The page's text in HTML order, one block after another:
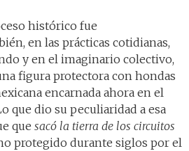
histórico fue
en las prácticas cotidianas,
y en el imaginario colectivo,
figura protectora con hondas
encarnada ahora en el
que dio su peculiaridad a esa
que sacó la tierra de los circuitos
protegido durante siglos por el